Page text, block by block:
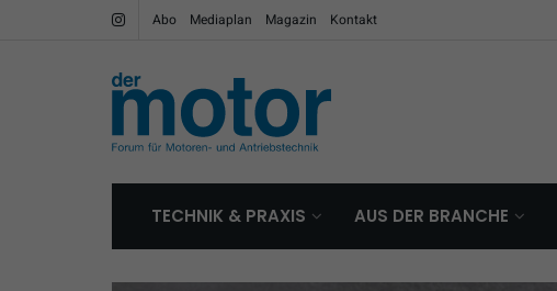
Abo Mediaplan Magazin Kontakt
TECHNIK & PRAXIS AUS DER BRANCHE